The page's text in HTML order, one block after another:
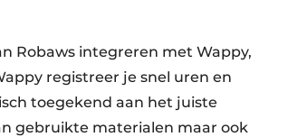
Robaws integreren met Wappy,
registreer je snel uren en
toegekend aan het juiste
gebruikte materialen maar ook